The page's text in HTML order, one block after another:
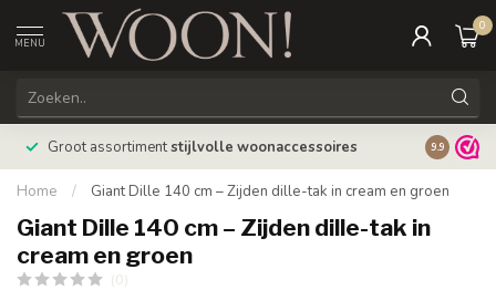
MENU
0
Groot assortimentstijlvolle woonaccessoires 9.9
Home / Giant Dille 140 cm – Zijden dille-tak in cream en groen
Giant Dille 140 cm – Zijden dille-tak in
cream en groen
(0)